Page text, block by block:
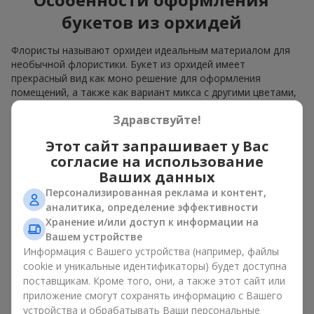
букетов из орхидей
Флористы называют орхидеи идеальным материалом для
необычной флористики. Букет из орхидей имеет
прекрасный вид как моно решение для оформления
помещений, а также как вариант микса с другими цветами,
который сохраняет свою выразительность в любом
Благодаря своей структуре орхидея позволяет создавать
композиции в классическом, минималистичном или
современном стиле. Букет из орхидей эффектно смотрится
как в камерных, так и в масштабных работах, а её
роскошные соцветия легко становятся центральным
элементом композиции. В зависимости от оформления и
сорта растений различается и цена на орхидеи. Учитывайте
это, прежде чем заказать букет из орхидей.
Кому дарят орхидеи?
Букет из орхидей универсален и может подойти любому. Их
Здравствуйте!
Этот сайт запрашивает у Вас
согласие на использование
Ваших данных
Персонализированная реклама и контент,
аналитика, определение эффективности
Хранение и/или доступ к информации на
Вашем устройстве
Информация с Вашего устройства (например, файлы
cookie и уникальные идентификаторы) будет доступна
поставщикам. Кроме того, они, а также этот сайт или
приложение смогут сохранять информацию с Вашего
устройства и обрабатывать Ваши персональные